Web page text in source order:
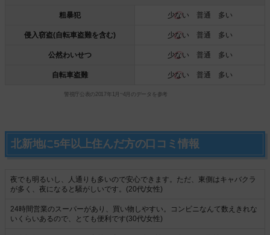
粗暴犯 少ない 普通 多い
侵入窃盗(自転車盗難を含む) 少ない 普通 多い
公然わいせつ 少ない 普通 多い
自転車盗難 少ない 普通 多い
警視庁公表の2017年1月~4月のデータを参考
北新地に5年以上住んだ方の口コミ情報
夜でも明るいし、人通りも多いので安心できます。ただ、東側はキャバクラ
が多く、夜になると騒がしいです。(20代/女性)
24時間営業のスーパーがあり、買い物しやすい。コンビニなんて数えきれな
いくらいあるので、とても便利です(30代/女性)